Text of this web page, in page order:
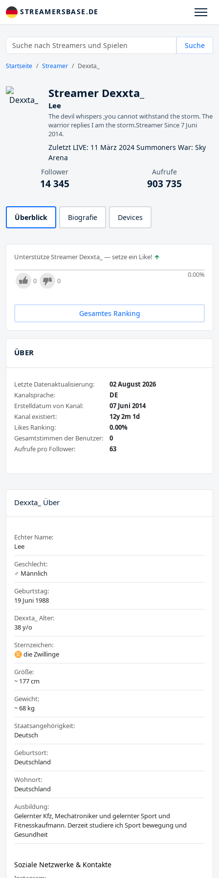
STREAMERSBASE.DE
Suche
Startseite Streamer Dexxta_
Streamer Dexxta_
Lee
The devil whispers ,you cannot withstand the storm. The
warrior replies I am the storm.Streamer Since 7 Juni
2014.
Zuletzt LIVE: 11 März 2024 Summoners War: Sky
Arena
Follower
14 345
Aufrufe
903 735
Überblick Biografie Devices
Unterstütze Streamer Dexxta_ — setze ein Like!
0.00%
0 0
Gesamtes Ranking
ÜBER
Letzte Datenaktualisierung:
02 August 2026
Kanalsprache:
DE
Erstelldatum von Kanal:
07 Juni 2014
Kanal existiert:
12y 2m 1d
Likes Ranking:
0.00%
Gesamtstimmen der Benutzer:
0
Aufrufe pro Follower:
63
Dexxta_ Über
Echter Name:
Lee
Geschlecht:
♂️ Männlich
Geburtstag:
19 Juni 1988
Dexxta_ Alter:
38 y/o
Sternzeichen:
♊ die Zwillinge
Größe:
~ 177 cm
Gewicht:
~ 68 kg
Staatsangehörigkeit:
Deutsch
Geburtsort:
Deutschland
Wohnort:
Deutschland
Ausbildung:
Gelernter Kfz, Mechatroniker und gelernter Sport und
Fitnesskaufmann. Derzeit studiere ich Sport bewegung und
Gesundheit
Soziale Netzwerke & Kontakte